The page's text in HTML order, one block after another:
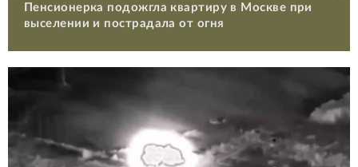
Пенсионерка подожгла квартиру в Москве при
выселении и пострадала от огня